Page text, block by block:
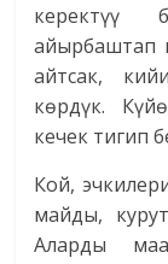
керектүү
айырбаштап
айтсак,
көрдүк.
кечек тигип
Кой,
майды,
Аларды